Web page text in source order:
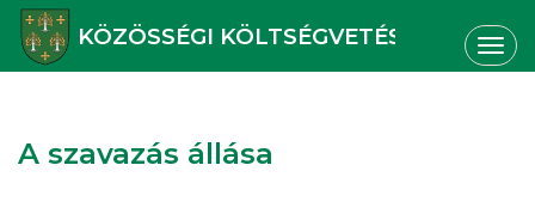
KÖZÖSSÉGI KÖLTSÉGVETÉS
A szavazás állása